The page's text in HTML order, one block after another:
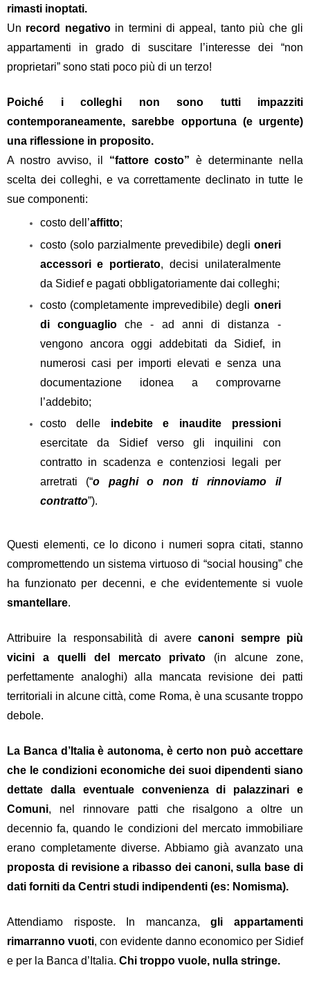
rimasti inoptati.
Un record negativoin termini di appeal, tanto più che gli
appartamenti in grado di suscitare l’interesse dei “non
proprietari” sono stati poco più di un terzo!
Poiché i colleghi non sono tutti impazziti
contemporaneamente, sarebbe opportuna (e urgente)
una riflessione in proposito.
A nostro avviso, il “fattore costo” è determinante nella
scelta dei colleghi, e va correttamente declinato in tutte le
sue componenti:
costo dell’affitto;
costo (solo parzialmente prevedibile) degli oneri
accessori e portierato, decisi unilateralmente
da Sidief e pagati obbligatoriamente dai colleghi;
costo (completamente imprevedibile) degli oneri
di conguaglioche - ad anni di distanza -
vengono ancora oggi addebitati da Sidief, in
numerosi casi per importi elevati e senza una
documentazione idonea a comprovarne
l’addebito;
costo delle indebite e inaudite pressioni
esercitate da Sidief verso gli inquilini con
contratto in scadenza e contenziosi legali per
arretrati (“o paghi o non ti rinnoviamo il
contratto”).
Questi elementi, ce lo dicono i numeri sopra citati, stanno
compromettendo un sistema virtuoso di “social housing” che
ha funzionato per decenni, e che evidentemente si vuole
smantellare.
Attribuire la responsabilità di averecanoni sempre più
vicini
a quelli del mercato privato (in alcune zone,
perfettamente analoghi) alla mancata revisione dei patti
territoriali in alcune città, come Roma, è una scusante troppo
debole.
La Banca d’Italia è autonoma, è certo non può accettare
che le condizioni economiche dei suoi dipendenti siano
dettate dalla eventuale convenienza di palazzinari e
Comuni, nel rinnovare patti che risalgono a oltre un
decennio fa, quando le condizioni del mercato immobiliare
erano completamente diverse. Abbiamo già avanzato una
proposta di revisione a ribasso dei canoni, sulla base di
dati forniti da Centri studi indipendenti (es: Nomisma).
Attendiamo risposte. In mancanza,gli appartamenti
rimarranno vuoti, con evidente danno economico per Sidief
e per la Banca d’Italia. Chi troppo vuole, nulla stringe.